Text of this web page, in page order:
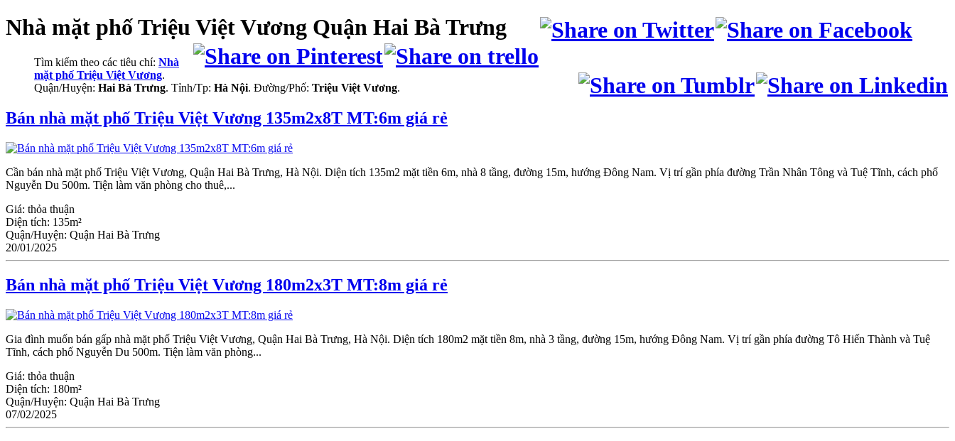
Nhà mặt phốTriệu Việt Vương Quận Hai Bà Trưng
Tìm kiếm theo các tiêu chí: Nhà
mặt phố Triệu Việt Vương.
Quận/Huyện: Hai Bà Trưng. Tỉnh/Tp: Hà Nội. Đường/Phố: Triệu Việt Vương.
Bán nhà mặt phố Triệu Việt Vương 135m2x8T MT:6m giá rẻ
Cần bán nhà mặt phố Triệu Việt Vương, Quận Hai Bà Trưng, Hà Nội. Diện tích 135m2 mặt tiền 6m, nhà 8 tầng, đường 15m, hướng Đông Nam. Vị trí gần phía đường Trần Nhân Tông và Tuệ Tĩnh, cách phố
Nguyễn Du 500m. Tiện làm văn phòng cho thuê,...
Giá: thỏa thuận
Diện tích: 135m²
Quận/Huyện: Quận Hai Bà Trưng
20/01/2025
Bán nhà mặt phố Triệu Việt Vương 180m2x3T MT:8m giá rẻ
Gia đình muốn bán gấp nhà mặt phố Triệu Việt Vương, Quận Hai Bà Trưng, Hà Nội. Diện tích 180m2 mặt tiền 8m, nhà 3 tầng, đường 15m, hướng Đông Nam. Vị trí gần phía đường Tô Hiến Thành và Tuệ
Tĩnh, cách phố Nguyễn Du 500m. Tiện làm văn phòng...
Giá: thỏa thuận
Diện tích: 180m²
Quận/Huyện: Quận Hai Bà Trưng
07/02/2025